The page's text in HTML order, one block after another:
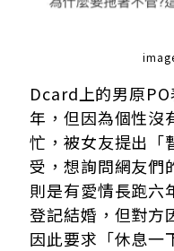
Dcard上的男原
年，但因為個性沒
忙，被女友提出「
受，想詢問網友們
則是有愛情長跑六
登記結婚，但對方
因此要求「休息一